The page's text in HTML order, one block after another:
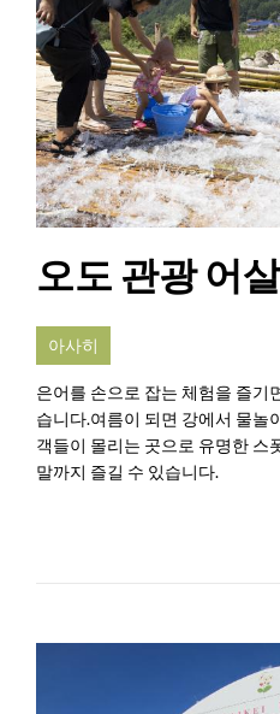
오도 관광 어살
아사히
은어를 손으로 잡는 체험을 즐기
습니다.여름이 되면 강에서 물놀
객들이 몰리는 곳으로 유명한 스
말까지 즐길 수 있습니다.